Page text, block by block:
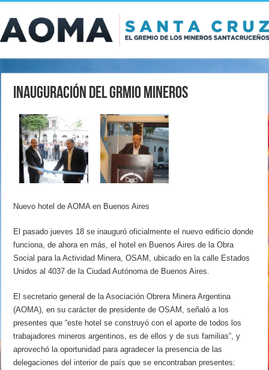
Inauguración del grmio mineros
Nuevo hotel de AOMA en Buenos Aires
El pasado jueves 18 se inauguró oficialmente el nuevo edificio donde
funciona, de ahora en más, el hotel en Buenos Aires de la Obra
Social para la Actividad Minera, OSAM, ubicado en la calle Estados
Unidos al 4037 de la Ciudad Autónoma de Buenos Aires.
El secretario general de la Asociación Obrera Minera Argentina
(AOMA), en su carácter de presidente de OSAM, señaló a los
presentes que “este hotel se construyó con el aporte de todos los
trabajadores mineros argentinos, es de ellos y de sus familias”, y
aprovechó la oportunidad para agradecer la presencia de las
delegaciones del interior de país que se encontraban presentes: